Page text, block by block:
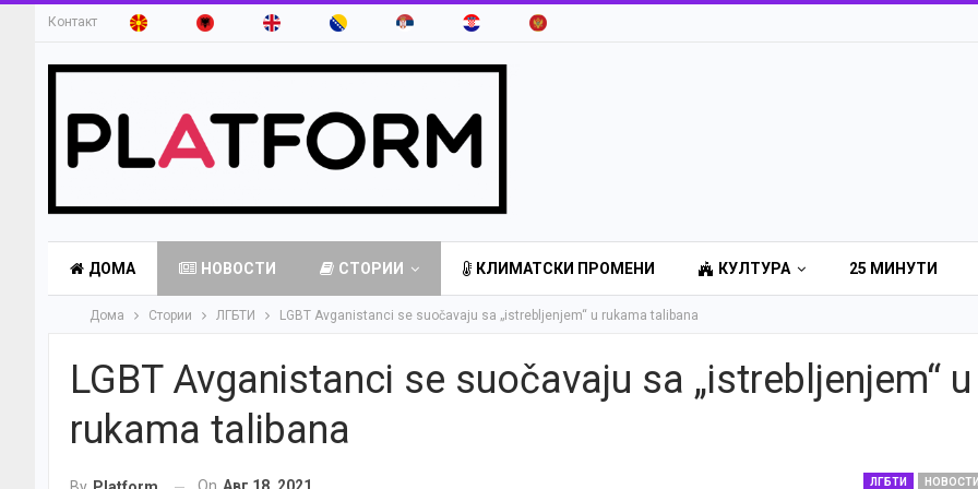
Контакт
ДОМА НОВОСТИ СТОРИИ КЛИМАТСКИ ПРОМЕНИ КУЛТУРА 25 МИНУТИ
Дома Стории ЛГБТИ LGBT Avganistanci se suočavaju sa „istrebljenjem“ u rukama talibana
LGBT Avganistanci se suočavaju sa „istrebljenjem“ u
rukama talibana
ЛГБТИ